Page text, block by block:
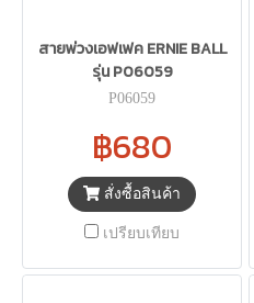
สายพ่วงเอฟเฟค ERNIE BALL
รุ่น P06059
P06059
฿680
สั่งซื้อสินค้า
เปรียบเทียบ